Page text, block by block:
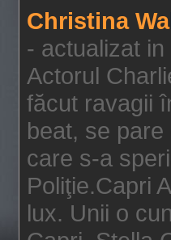
Christina
- actualizat
Actorul
făcut ravagii
beat, se
care s-a
Poliţie.Capri
lux. Unii o